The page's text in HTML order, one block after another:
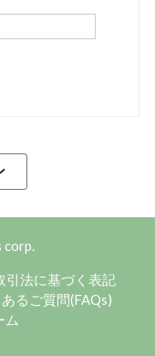
corp.
引法に基づく表記
るご質問(FAQs)
ム